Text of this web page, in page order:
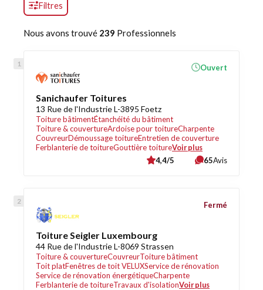
Filtres
Nous avons trouvé 239 Professionnels
Sanichaufer Toitures
13 Rue de l'Industrie L-3895 Foetz
Toiture bâtimentÉtanchéité du bâtiment
Toiture & couvertureArdoise pour toitureCharpente
CouvreurDémoussage toitureEntretien de couverture
Ferblanterie de toitureGouttière toitureVoir plus
Ouvert
4,4/5 65Avis
Toiture Seigler Luxembourg
44 Rue de l'Industrie L-8069 Strassen
Toiture & couvertureCouvreurToiture bâtiment
Toit platFenêtres de toit VELUXService de rénovation
Service de rénovation énergétiqueCharpente
Ferblanterie de toitureTravaux d'isolationVoir plus
Fermé